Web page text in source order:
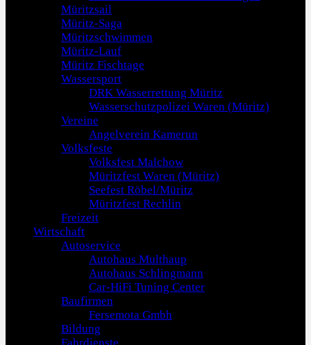
Müritzsail
Müritz-Saga
Müritzschwimmen
Müritz-Lauf
Müritz Fischtage
Wassersport
DRK Wasserrettung Müritz
Wasserschutzpolizei Waren (Müritz)
Vereine
Angelverein Kamerun
Volksfeste
Volksfest Malchow
Müritzfest Waren (Müritz)
Seefest Röbel/Müritz
Müritzfest Rechlin
Freizeit
Wirtschaft
Autoservice
Autohaus Multhaup
Autohaus Schlingmann
Car-HiFi Tuning Center
Baufirmen
Fersemota Gmbh
Bildung